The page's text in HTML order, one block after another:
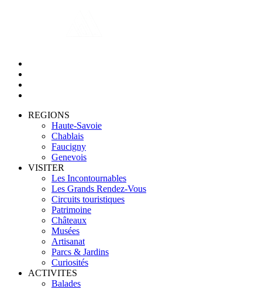
REGIONS
Haute-Savoie
Chablais
Faucigny
Genevois
VISITER
Les Incontournables
Les Grands Rendez-Vous
Circuits touristiques
Patrimoine
Châteaux
Musées
Artisanat
Parcs & Jardins
Curiosités
ACTIVITES
Balades